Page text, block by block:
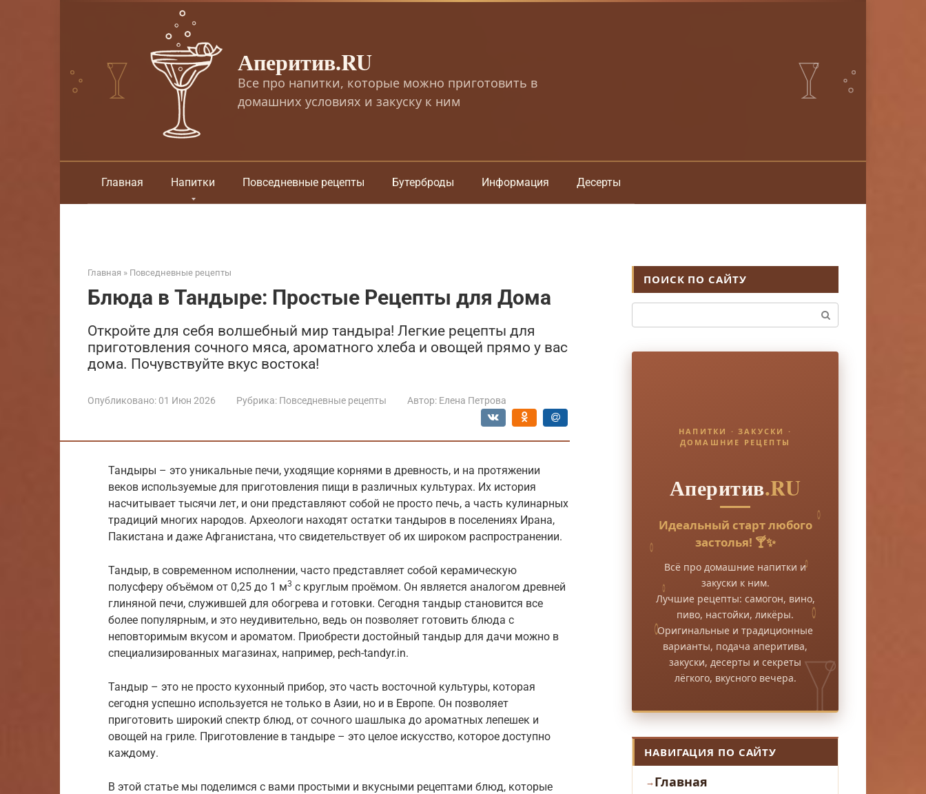
Аперитив.RU
Все про напитки, которые можно приготовить в
домашних условиях и закуску к ним
Главная Напитки Повседневные рецепты Бутерброды Информация Десерты
Главная » Повседневные рецепты
Блюда в Тандыре: Простые Рецепты для Дома
Откройте для себя волшебный мир тандыра! Легкие рецепты для
приготовления сочного мяса, ароматного хлеба и овощей прямо у вас
дома. Почувствуйте вкус востока!
Опубликовано: 01 Июн 2026 Рубрика: Повседневные рецепты Автор: Елена Петрова
Тандыры – это уникальные печи, уходящие корнями в древность, и на протяжении
веков используемые для приготовления пищи в различных культурах. Их история
насчитывает тысячи лет, и они представляют собой не просто печь, а часть кулинарных
традиций многих народов. Археологи находят остатки тандыров в поселениях Ирана,
Пакистана и даже Афганистана, что свидетельствует об их широком распространении.
Тандыр, в современном исполнении, часто представляет собой керамическую
полусферу объёмом от 0,25 до 1 м3 с круглым проёмом. Он является аналогом древней
глиняной печи, служившей для обогрева и готовки. Сегодня тандыр становится все
более популярным, и это неудивительно, ведь он позволяет готовить блюда с
неповторимым вкусом и ароматом. Приобрести достойный тандыр для дачи можно в
специализированных магазинах, например, pech-tandyr.in.
Тандыр – это не просто кухонный прибор, это часть восточной культуры, которая
сегодня успешно используется не только в Азии, но и в Европе. Он позволяет
приготовить широкий спектр блюд, от сочного шашлыка до ароматных лепешек и
овощей на гриле. Приготовление в тандыре – это целое искусство, которое доступно
каждому.
В этой статье мы поделимся с вами простыми и вкусными рецептами блюд, которые
ПОИСК ПО САЙТУ
НАПИТКИ · ЗАКУСКИ ·
ДОМАШНИЕ РЕЦЕПТЫ
Аперитив.RU
Идеальный старт любого
застолья! 🍸✨
Всё про домашние напитки и
закуски к ним.
Лучшие рецепты: самогон, вино,
пиво, настойки, ликёры.
Оригинальные и традиционные
варианты, подача аперитива,
закуски, десерты и секреты
лёгкого, вкусного вечера.
НАВИГАЦИЯ ПО САЙТУ
Главная